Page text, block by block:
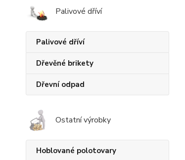
Palivové dříví
Palivové dříví
Dřevěné brikety
Dřevní odpad
Ostatní výrobky
Hoblované polotovary